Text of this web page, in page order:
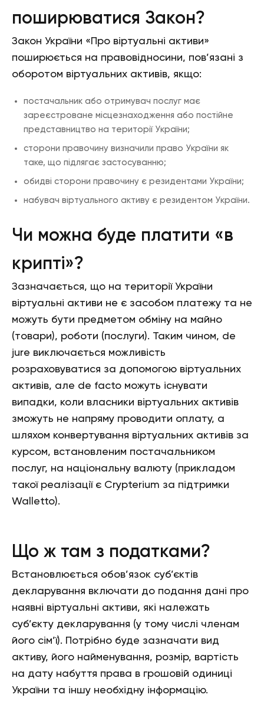
поширюватися Закон?
Закон України «Про віртуальні активи»
поширюється на правовідносини, пов’язані з
оборотом віртуальних активів, якщо:
постачальник або отримувач послуг має
зареєстроване місцезнаходження або постійне
представництво на території України;
сторони правочину визначили право України як
таке, що підлягає застосуванню;
обидві сторони правочину є резидентами України;
набувач віртуального активу є резидентом України.
Чи можна буде платити «в
крипті»?
Зазначається, що на території України
віртуальні активи не є засобом платежу та не
можуть бути предметом обміну на майно
(товари), роботи (послуги). Таким чином, de
jure виключається можливість
розраховуватися за допомогою віртуальних
активів, але de facto можуть існувати
випадки, коли власники віртуальних активів
зможуть не напряму проводити оплату, а
шляхом конвертування віртуальних активів за
курсом, встановленим постачальником
послуг, на національну валюту (прикладом
такої реалізації є Crypterium за підтримки
Walletto).
Що ж там з податками?
Встановлюється обов’язок суб’єктів
декларування включати до подання дані про
наявні віртуальні активи, які належать
суб’єкту декларування (у тому числі членам
його сім’ї). Потрібно буде зазначати вид
активу, його найменування, розмір, вартість
на дату набуття права в грошовій одиниці
України та іншу необхідну інформацію.